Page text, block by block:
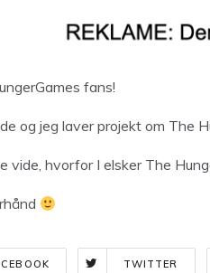
fans!
og jeg laver projekt om The
vide, hvorfor I elsker The
TWITTER